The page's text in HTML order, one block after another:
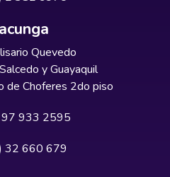
Quevedo
y Guayaquil
de Choferes 2do piso
933 2595
32 660 679